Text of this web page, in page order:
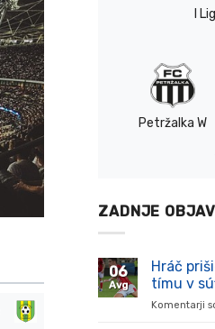
I
Petržalka W
ZADNJE
06
Avg
Hráč
tímu v
Komentarji